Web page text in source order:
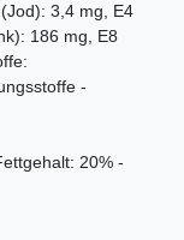
3,4 mg, E4
186 mg, E8
-
20% -